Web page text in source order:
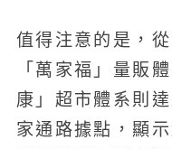
值得注意的是，
「萬家福」量販
康」超市體系則
家通路據點，顯